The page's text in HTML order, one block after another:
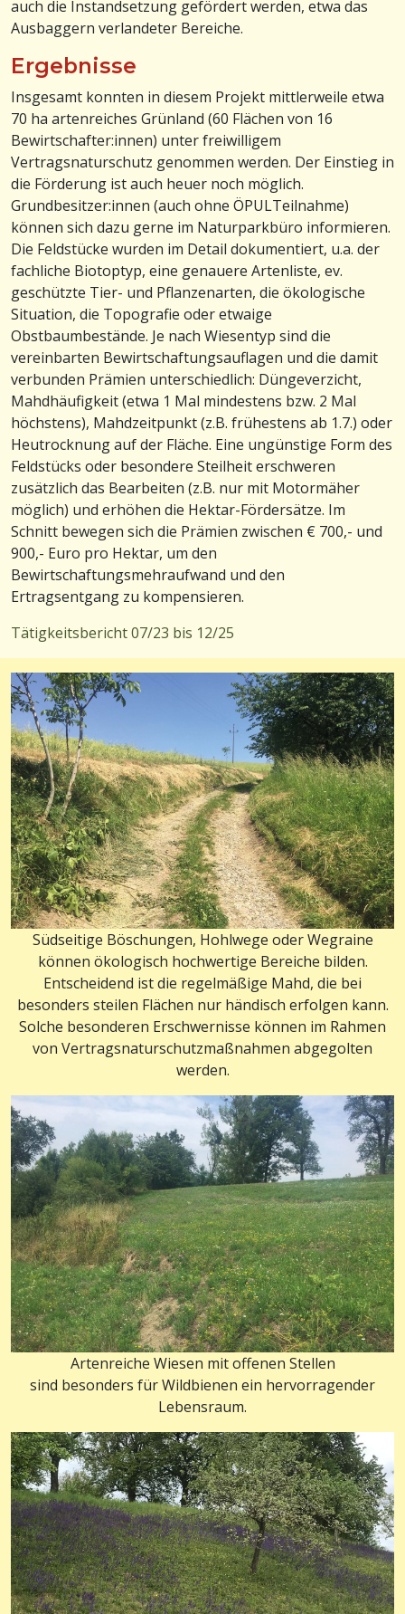
auch die Instandsetzung gefördert werden, etwa das
Ausbaggern verlandeter Bereiche.
Ergebnisse
Insgesamt konnten in diesem Projekt mittlerweile etwa
70 ha artenreiches Grünland (60 Flächen von 16
Bewirtschafter:innen) unter freiwilligem
Vertragsnaturschutz genommen werden. Der Einstieg in
die Förderung ist auch heuer noch möglich.
Grundbesitzer:innen (auch ohne ÖPULTeilnahme)
können sich dazu gerne im Naturparkbüro informieren.
Die Feldstücke wurden im Detail dokumentiert, u.a. der
fachliche Biotoptyp, eine genauere Artenliste, ev.
geschützte Tier- und Pflanzenarten, die ökologische
Situation, die Topografie oder etwaige
Obstbaumbestände. Je nach Wiesentyp sind die
vereinbarten Bewirtschaftungsauflagen und die damit
verbunden Prämien unterschiedlich: Düngeverzicht,
Mahdhäufigkeit (etwa 1 Mal mindestens bzw. 2 Mal
höchstens), Mahdzeitpunkt (z.B. frühestens ab 1.7.) oder
Heutrocknung auf der Fläche. Eine ungünstige Form des
Feldstücks oder besondere Steilheit erschweren
zusätzlich das Bearbeiten (z.B. nur mit Motormäher
möglich) und erhöhen die Hektar-Fördersätze. Im
Schnitt bewegen sich die Prämien zwischen € 700,- und
900,- Euro pro Hektar, um den
Bewirtschaftungsmehraufwand und den
Ertragsentgang zu kompensieren.
Tätigkeitsbericht 07/23 bis 12/25
Südseitige Böschungen, Hohlwege oder Wegraine
können ökologisch hochwertige Bereiche bilden.
Entscheidend ist die regelmäßige Mahd, die bei
besonders steilen Flächen nur händisch erfolgen kann.
Solche besonderen Erschwernisse können im Rahmen
von Vertragsnaturschutzmaßnahmen abgegolten
werden.
Artenreiche Wiesen mit offenen Stellen
sind besonders für Wildbienen ein hervorragender
Lebensraum.